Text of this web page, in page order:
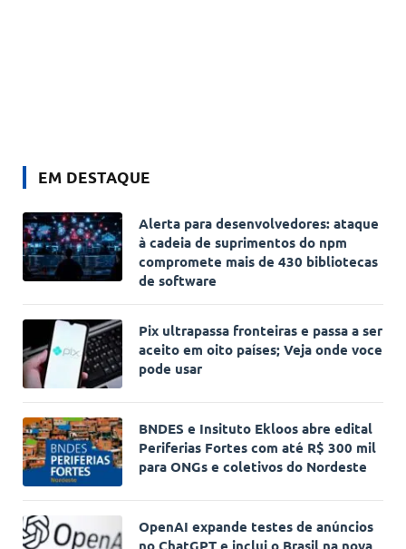
EM DESTAQUE
Alerta para desenvolvedores: ataque
à cadeia de suprimentos do npm
compromete mais de 430 bibliotecas
de software
Pix ultrapassa fronteiras e passa a ser
aceito em oito países; Veja onde voce
pode usar
BNDES e Insituto Ekloos abre edital
Periferias Fortes com até R$ 300 mil
para ONGs e coletivos do Nordeste
OpenAI expande testes de anúncios
no ChatGPT e inclui o Brasil na nova